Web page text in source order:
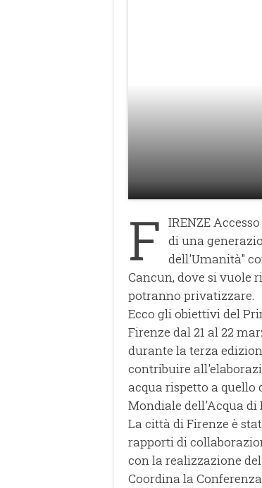
F IRENZE
di una
dell'Umanità"
Cancun, dove si vuole
potranno privatizzare.
Ecco gli obiettivi del
Firenze dal 21 al 22
durante la terza
contribuire
acqua rispetto a quello
Mondiale dell'Acqua di
La città di Firenze è
rapporti di
con la realizzazione
Coordina la